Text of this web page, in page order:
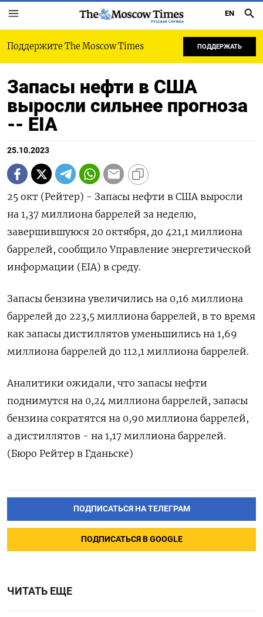
РУССКАЯ СЛУЖБА
EN
Поддержите The Moscow Times ПОДДЕРЖАТЬ
Запасы нефти в США
выросли сильнее прогноза
-- EIA
25.10.2023
25 окт (Рейтер) - Запасы нефти в США выросли
на 1,37 миллиона баррелей за неделю,
завершившуюся 20 октября, до 421,1 миллиона
баррелей, сообщило Управление энергетической
информации (EIA) в среду.
Запасы бензина увеличились на 0,16 миллиона
баррелей до 223,5 миллиона баррелей, в то время
как запасы дистиллятов уменьшились на 1,69
миллиона баррелей до 112,1 миллиона баррелей.
Аналитики ожидали, что запасы нефти
поднимутся на 0,24 миллиона баррелей, запасы
бензина сократятся на 0,90 миллиона баррелей,
а дистиллятов - на 1,17 миллиона баррелей.
(Бюро Рейтер в Гданьске)
ПОДПИСАТЬСЯ НА ТЕЛЕГРАМ
ПОДПИСАТЬСЯ В GOOGLE
ЧИТАТЬ ЕЩЕ